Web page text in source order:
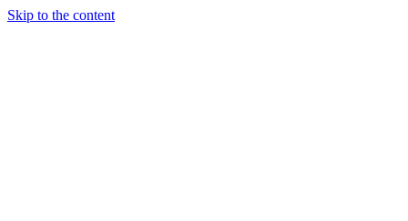
Skip to the content